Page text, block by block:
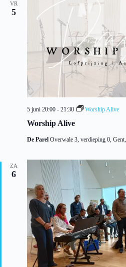
VR
5
Worship Alive
5 juni 20:00 - 21:30 Worship Alive
De Parel Overwale 3, verdieping 0,
ZA
6